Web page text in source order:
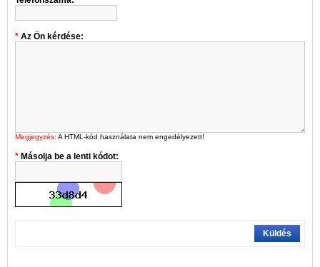
Az Ön kérdése:
Megjegyzés: A HTML-kód használata nem engedélyezett!
Másolja be a lenti kódot:
Küldés